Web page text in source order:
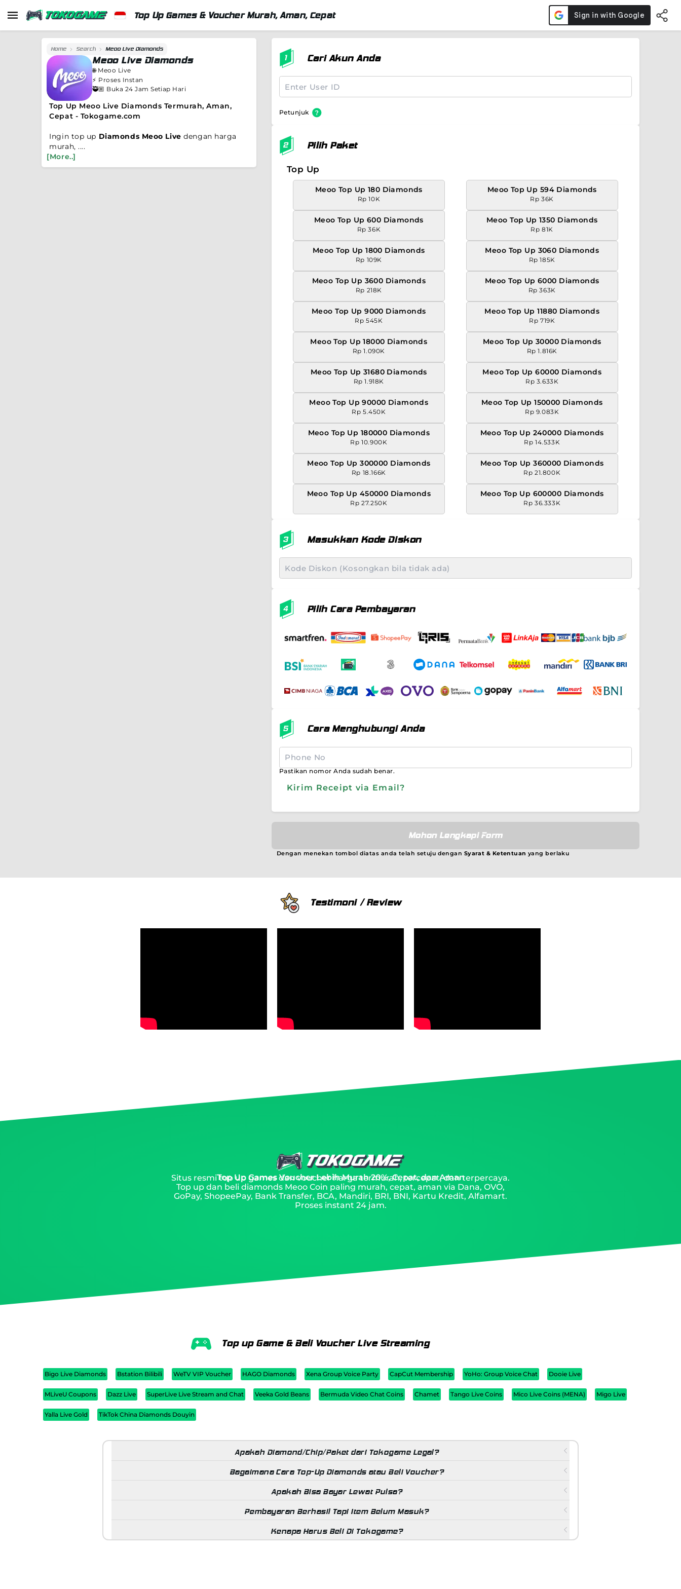
Top Up Games & Voucher Murah, Aman, Cepat
Home Search Meoo Live Diamonds
Meoo Live Diamonds
🌐 Meoo Live
⚡️ Proses Instan
🥷🏼 Buka 24 Jam Setiap Hari
Top Up Meoo Live Diamonds Termurah, Aman,
Cepat - Tokogame.com
Ingin top up Diamonds Meoo Live dengan harga
murah, ....
[More..]
Cari Akun Anda
Petunjuk
Pilih Paket
Top Up
Meoo Top Up 180 Diamonds
Rp 10K
Meoo Top Up 594 Diamonds
Rp 36K
Meoo Top Up 600 Diamonds
Rp 36K
Meoo Top Up 1350 Diamonds
Rp 81K
Meoo Top Up 1800 Diamonds
Rp 109K
Meoo Top Up 3060 Diamonds
Rp 185K
Meoo Top Up 3600 Diamonds
Rp 218K
Meoo Top Up 6000 Diamonds
Rp 363K
Meoo Top Up 9000 Diamonds
Rp 545K
Meoo Top Up 11880 Diamonds
Rp 719K
Meoo Top Up 18000 Diamonds
Rp 1.090K
Meoo Top Up 30000 Diamonds
Rp 1.816K
Meoo Top Up 31680 Diamonds
Rp 1.918K
Meoo Top Up 60000 Diamonds
Rp 3.633K
Meoo Top Up 90000 Diamonds
Rp 5.450K
Meoo Top Up 150000 Diamonds
Rp 9.083K
Meoo Top Up 180000 Diamonds
Rp 10.900K
Meoo Top Up 240000 Diamonds
Rp 14.533K
Meoo Top Up 300000 Diamonds
Rp 18.166K
Meoo Top Up 360000 Diamonds
Rp 21.800K
Meoo Top Up 450000 Diamonds
Rp 27.250K
Meoo Top Up 600000 Diamonds
Rp 36.333K
Masukkan Kode Diskon
Pilih Cara Pembayaran
Cara Menghubungi Anda
Pastikan nomor Anda sudah benar.
Kirim Receipt via Email?
Mohon Lengkapi Form
Dengan menekan tombol diatas anda telah setuju dengan Syarat & Ketentuan yang berlaku
Testimoni / Review
Top Up Games Voucher Lebih Murah 20%, Cepat, dan Aman
Situs resmi top up games dan voucher harga termurah, tercepat, dan terpercaya.
Top up dan beli diamonds Meoo Coin paling murah, cepat, aman via Dana, OVO,
GoPay, ShopeePay, Bank Transfer, BCA, Mandiri, BRI, BNI, Kartu Kredit, Alfamart.
Proses instant 24 jam.
Top up Game & Beli Voucher Live Streaming
Bigo Live Diamonds Bstation Bilibili WeTV VIP Voucher HAGO Diamonds Xena Group Voice Party CapCut Membership YoHo: Group Voice Chat Dooie Live
MLiveU Coupons Dazz Live SuperLive Live Stream and Chat Veeka Gold Beans Bermuda Video Chat Coins Chamet Tango Live Coins Mico Live Coins (MENA) Migo Live
Yalla Live Gold TikTok China Diamonds Douyin
Apakah Diamond/Chip/Paket dari Tokogame Legal?
Bagaimana Cara Top-Up Diamonds atau Beli Voucher?
Apakah Bisa Bayar Lewat Pulsa?
Pembayaran Berhasil Tapi Item Belum Masuk?
Kenapa Harus Beli Di Tokogame?